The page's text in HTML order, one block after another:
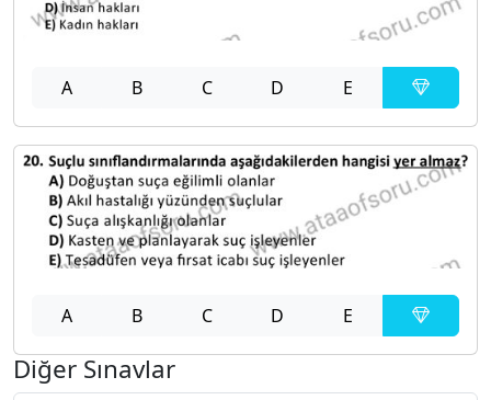
A B C D E
A B C D E
Diğer Sınavlar